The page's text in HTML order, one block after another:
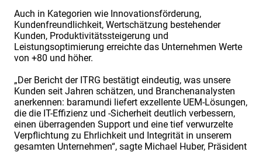
Auch in Kategorien wie Innovationsförderung,
Kundenfreundlichkeit, Wertschätzung bestehender
Kunden, Produktivitätssteigerung und
Leistungsoptimierung erreichte das Unternehmen Werte
von +80 und höher.
„Der Bericht der ITRG bestätigt eindeutig, was unsere
Kunden seit Jahren schätzen, und Branchenanalysten
anerkennen: baramundi liefert exzellente UEM-Lösungen,
die die IT-Effizienz und -Sicherheit deutlich verbessern,
einen überragenden Support und eine tief verwurzelte
Verpflichtung zu Ehrlichkeit und Integrität in unserem
gesamten Unternehmen“, sagte Michael Huber, Präsident